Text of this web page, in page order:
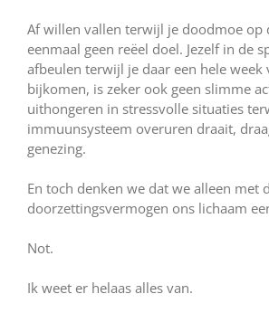
Af willen vallen terwijl je doodmoe op
eenmaal geen reëel doel. Jezelf in de
afbeulen terwijl je daar een hele week
bijkomen, is zeker ook geen slimme
uithongeren in stressvolle situaties
immuunsysteem overuren draait,
genezing.
En toch denken we dat we alleen met
doorzettingsvermogen ons lichaam
Not.
Ik weet er helaas alles van.